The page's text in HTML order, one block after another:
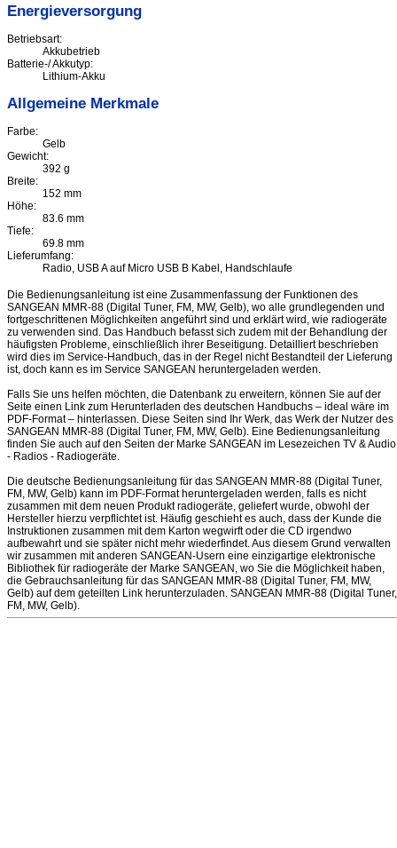
Energieversorgung
Betriebsart:
Akkubetrieb
Batterie-/ Akkutyp:
Lithium-Akku
Allgemeine Merkmale
Farbe:
Gelb
Gewicht:
392 g
Breite:
152 mm
Höhe:
83.6 mm
Tiefe:
69.8 mm
Lieferumfang:
Radio, USB A auf Micro USB B Kabel, Handschlaufe
Die Bedienungsanleitung ist eine Zusammenfassung der Funktionen des
SANGEAN MMR-88 (Digital Tuner, FM, MW, Gelb), wo alle grundlegenden und
fortgeschrittenen Möglichkeiten angeführt sind und erklärt wird, wie radiogeräte
zu verwenden sind. Das Handbuch befasst sich zudem mit der Behandlung der
häufigsten Probleme, einschließlich ihrer Beseitigung. Detailliert beschrieben
wird dies im Service-Handbuch, das in der Regel nicht Bestandteil der Lieferung
ist, doch kann es im Service SANGEAN heruntergeladen werden.
Falls Sie uns helfen möchten, die Datenbank zu erweitern, können Sie auf der
Seite einen Link zum Herunterladen des deutschen Handbuchs – ideal wäre im
PDF-Format – hinterlassen. Diese Seiten sind Ihr Werk, das Werk der Nutzer des
SANGEAN MMR-88 (Digital Tuner, FM, MW, Gelb). Eine Bedienungsanleitung
finden Sie auch auf den Seiten der Marke SANGEAN im Lesezeichen TV & Audio
- Radios - Radiogeräte.
Die deutsche Bedienungsanleitung für das SANGEAN MMR-88 (Digital Tuner,
FM, MW, Gelb) kann im PDF-Format heruntergeladen werden, falls es nicht
zusammen mit dem neuen Produkt radiogeräte, geliefert wurde, obwohl der
Hersteller hierzu verpflichtet ist. Häufig geschieht es auch, dass der Kunde die
Instruktionen zusammen mit dem Karton wegwirft oder die CD irgendwo
aufbewahrt und sie später nicht mehr wiederfindet. Aus diesem Grund verwalten
wir zusammen mit anderen SANGEAN-Usern eine einzigartige elektronische
Bibliothek für radiogeräte der Marke SANGEAN, wo Sie die Möglichkeit haben,
die Gebrauchsanleitung für das SANGEAN MMR-88 (Digital Tuner, FM, MW,
Gelb) auf dem geteilten Link herunterzuladen. SANGEAN MMR-88 (Digital Tuner,
FM, MW, Gelb).